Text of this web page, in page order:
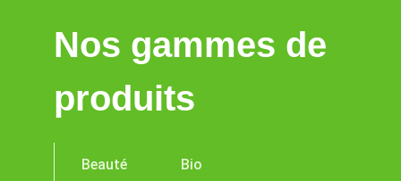
Nos gammes de
produits
Beauté Bio